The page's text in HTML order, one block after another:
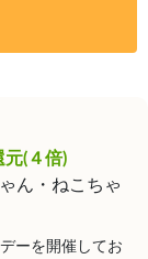
(４倍)
ん・ねこちゃ
ーを開催してお